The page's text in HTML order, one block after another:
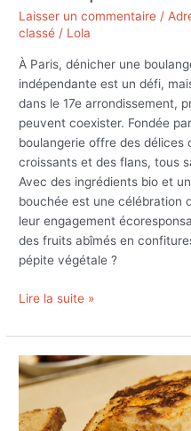
Laisser un commentaire /
classé / Lola
À Paris, dénicher une
indépendante est un défi,
dans le 17e arrondissement,
peuvent coexister. Fondée
boulangerie offre des délices
croissants et des flans, tous
Avec des ingrédients bio et
bouchée est une célébration
leur engagement
des fruits abîmés en
pépite végétale ?
Lire la suite »
Où
manger
pastrami